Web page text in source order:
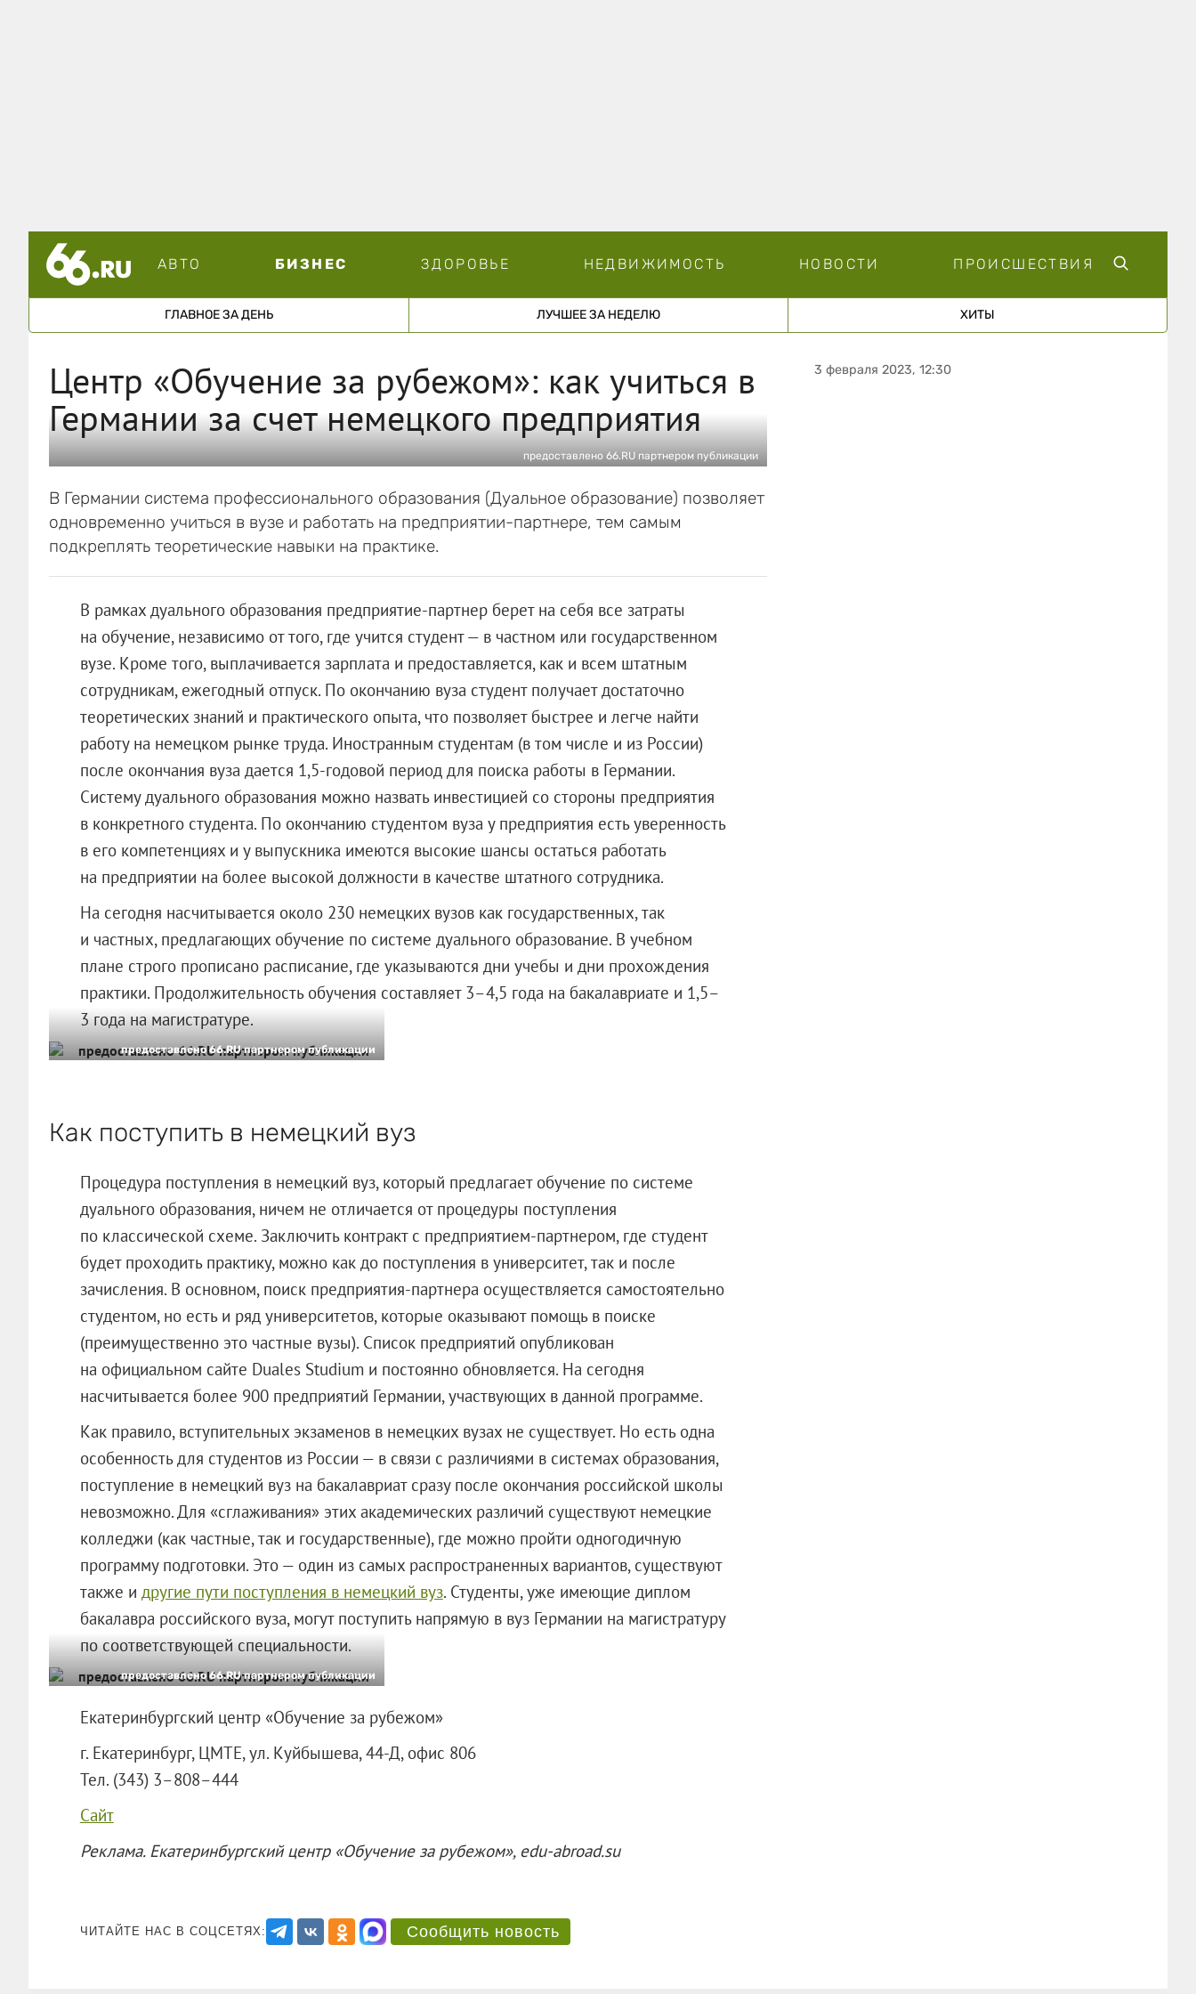
АВТО БИЗНЕС ЗДОРОВЬЕ НЕДВИЖИМОСТЬ НОВОСТИ ПРОИСШЕСТВИЯ
ГЛАВНОЕ ЗА ДЕНЬ ЛУЧШЕЕ ЗА НЕДЕЛЮ ХИТЫ
Центр «Обучение за рубежом»: как учиться в
Германии за счет немецкого предприятия
предоставлено 66.RU партнером публикации
В Германии система профессионального образования (Дуальное образование) позволяет
одновременно учиться в вузе и работать на предприятии-партнере, тем самым
подкреплять теоретические навыки на практике.
В рамках дуального образования предприятие-партнер берет на себя все затраты
на обучение, независимо от того, где учится студент — в частном или государственном
вузе. Кроме того, выплачивается зарплата и предоставляется, как и всем штатным
сотрудникам, ежегодный отпуск. По окончанию вуза студент получает достаточно
теоретических знаний и практического опыта, что позволяет быстрее и легче найти
работу на немецком рынке труда. Иностранным студентам (в том числе и из России)
после окончания вуза дается 1,5-годовой период для поиска работы в Германии.
Систему дуального образования можно назвать инвестицией со стороны предприятия
в конкретного студента. По окончанию студентом вуза у предприятия есть уверенность
в его компетенциях и у выпускника имеются высокие шансы остаться работать
на предприятии на более высокой должности в качестве штатного сотрудника.
На сегодня насчитывается около 230 немецких вузов как государственных, так
и частных, предлагающих обучение по системе дуального образование. В учебном
плане строго прописано расписание, где указываются дни учебы и дни прохождения
практики. Продолжительность обучения составляет 3–4,5 года на бакалавриате и 1,5–
3 года на магистратуре.
предоставлено 66.RU партнером публикации
Как поступить в немецкий вуз
Процедура поступления в немецкий вуз, который предлагает обучение по системе
дуального образования, ничем не отличается от процедуры поступления
по классической схеме. Заключить контракт с предприятием-партнером, где студент
будет проходить практику, можно как до поступления в университет, так и после
зачисления. В основном, поиск предприятия-партнера осуществляется самостоятельно
студентом, но есть и ряд университетов, которые оказывают помощь в поиске
(преимущественно это частные вузы). Список предприятий опубликован
на официальном сайте Duales Studium и постоянно обновляется. На сегодня
насчитывается более 900 предприятий Германии, участвующих в данной программе.
Как правило, вступительных экзаменов в немецких вузах не существует. Но есть одна
особенность для студентов из России — в связи с различиями в системах образования,
поступление в немецкий вуз на бакалавриат сразу после окончания российской школы
невозможно. Для «сглаживания» этих академических различий существуют немецкие
колледжи (как частные, так и государственные), где можно пройти одногодичную
программу подготовки. Это — один из самых распространенных вариантов, существуют
также и другие пути поступления в немецкий вуз. Студенты, уже имеющие диплом
бакалавра российского вуза, могут поступить напрямую в вуз Германии на магистратуру
по соответствующей специальности.
предоставлено 66.RU партнером публикации
Екатеринбургский центр «Обучение за рубежом»
г. Екатеринбург, ЦМТЕ, ул. Куйбышева, 44-Д, офис 806
Тел. (343) 3–808–444
Сайт
Реклама. Екатеринбургский центр «Обучение за рубежом», edu-abroad.su
ЧИТАЙТЕ НАС В СОЦСЕТЯХ: Сообщить новость
3 февраля 2023, 12:30